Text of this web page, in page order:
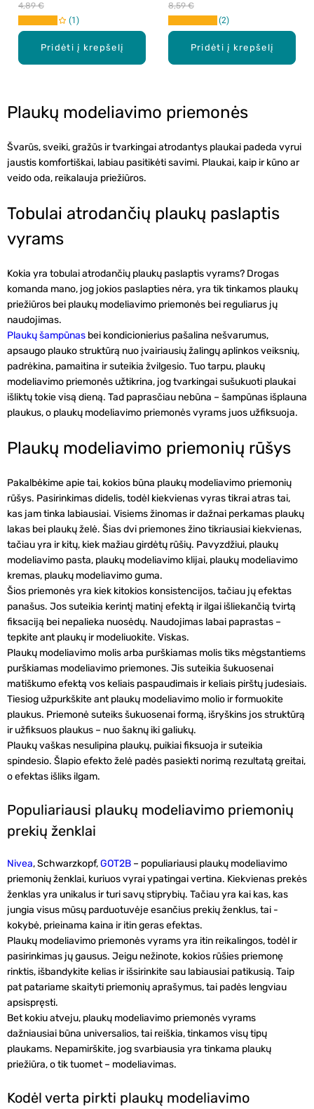
Pridėti į krepšelį
4,89 €
1
Pridėti į krepšelį
8,59 €
2
Plaukų modeliavimo priemonės
Švarūs, sveiki, gražūs ir tvarkingai atrodantys plaukai padeda vyrui
jaustis komfortiškai, labiau pasitikėti savimi. Plaukai, kaip ir kūno ar
veido oda, reikalauja priežiūros.
Tobulai atrodančių plaukų paslaptis
vyrams
Kokia yra tobulai atrodančių plaukų paslaptis vyrams? Drogas
komanda mano, jog jokios paslapties nėra, yra tik tinkamos plaukų
priežiūros bei plaukų modeliavimo priemonės bei reguliarus jų
naudojimas.
Plaukų šampūnas bei kondicionierius pašalina nešvarumus,
apsaugo plauko struktūrą nuo įvairiausių žalingų aplinkos veiksnių,
padrėkina, pamaitina ir suteikia žvilgesio. Tuo tarpu, plaukų
modeliavimo priemonės užtikrina, jog tvarkingai sušukuoti plaukai
išliktų tokie visą dieną. Tad paprasčiau nebūna – šampūnas išplauna
plaukus, o plaukų modeliavimo priemonės vyrams juos užfiksuoja.
Plaukų modeliavimo priemonių rūšys
Pakalbėkime apie tai, kokios būna plaukų modeliavimo priemonių
rūšys. Pasirinkimas didelis, todėl kiekvienas vyras tikrai atras tai,
kas jam tinka labiausiai. Visiems žinomas ir dažnai perkamas plaukų
lakas bei plaukų želė. Šias dvi priemones žino tikriausiai kiekvienas,
tačiau yra ir kitų, kiek mažiau girdėtų rūšių. Pavyzdžiui, plaukų
modeliavimo pasta, plaukų modeliavimo klijai, plaukų modeliavimo
kremas, plaukų modeliavimo guma.
Šios priemonės yra kiek kitokios konsistencijos, tačiau jų efektas
panašus. Jos suteikia kerintį matinį efektą ir ilgai išliekančią tvirtą
fiksaciją bei nepalieka nuosėdų. Naudojimas labai paprastas –
tepkite ant plaukų ir modeliuokite. Viskas.
Plaukų modeliavimo molisarba purškiamas molistiks mėgstantiems
purškiamas modeliavimo priemones. Jis suteikia šukuosenai
matiškumo efektą vos keliais paspaudimais ir keliais pirštų judesiais.
Tiesiog užpurkškite ant plaukų modeliavimo molio ir formuokite
plaukus. Priemonė suteiks šukuosenai formą, išryškins jos struktūrą
ir užfiksuos plaukus – nuo šaknų iki galiukų.
Plaukų vaškas nesulipina plaukų, puikiai fiksuoja ir suteikia
spindesio. Šlapio efekto želė padės pasiekti norimą rezultatą greitai,
o efektas išliks ilgam.
Populiariausi plaukų modeliavimo priemonių
prekių ženklai
Nivea, Schwarzkopf,GOT2B – populiariausi plaukų modeliavimo
priemonių ženklai, kuriuos vyrai ypatingai vertina. Kiekvienas prekės
ženklas yra unikalus ir turi savų stiprybių. Tačiau yra kai kas, kas
jungia visus mūsų parduotuvėje esančius prekių ženklus, tai -
kokybė, prieinama kaina ir itin geras efektas.
Plaukų modeliavimo priemonės vyramsyra itin reikalingos, todėl ir
pasirinkimas jų gausus. Jeigu nežinote, kokios rūšies priemonę
rinktis, išbandykite kelias ir išsirinkite sau labiausiai patikusią. Taip
pat patariame skaityti priemonių aprašymus, tai padės lengviau
apsispręsti.
Bet kokiu atveju, plaukų modeliavimo priemonės vyrams
dažniausiai būna universalios, tai reiškia, tinkamos visų tipų
plaukams. Nepamirškite, jog svarbiausia yra tinkama plaukų
priežiūra, o tik tuomet – modeliavimas.
Kodėl verta pirkti plaukų modeliavimo